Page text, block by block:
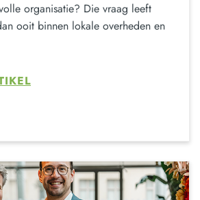
organisatie? Die vraag leeft
ooit binnen lokale overheden en